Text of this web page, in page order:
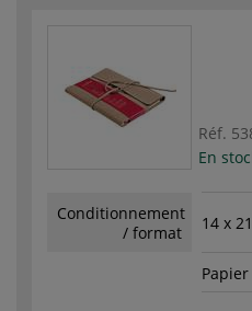
Réf.
En
Conditionnement
/ format
14 x